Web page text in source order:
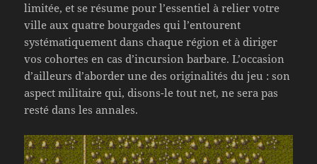
limitée, et se résume pour l’essentiel à relier votre
ville aux quatre bourgades qui l’entourent
systématiquement dans chaque région et à diriger
vos cohortes en cas d’incursion barbare. L’occasion
d’ailleurs d’aborder une des originalités du jeu : son
aspect militaire qui, disons-le tout net, ne sera pas
resté dans les annales.